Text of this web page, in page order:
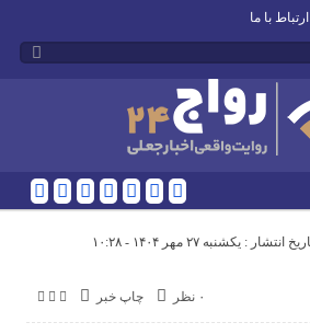
ارتباط با ما
انتشار : یکشنبه ۲۷ مهر ۱۴۰۴ - ۱۰:۲۸
چاپ خبر ۰ نظر